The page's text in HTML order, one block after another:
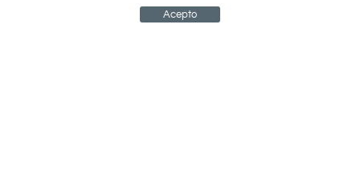
info@electrobricogarden.com
CUENTA CESTA
Acepto